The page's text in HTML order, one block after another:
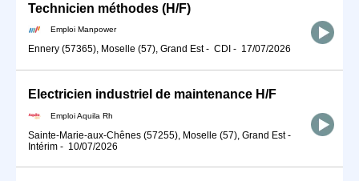
Technicien méthodes (H/F)
Emploi Manpower
Ennery (57365), Moselle (57), Grand Est- CDI - 17/07/2026
Electricien industriel de maintenance H/F
Emploi Aquila Rh
Sainte-Marie-aux-Chênes (57255), Moselle (57), Grand Est-
Intérim - 10/07/2026